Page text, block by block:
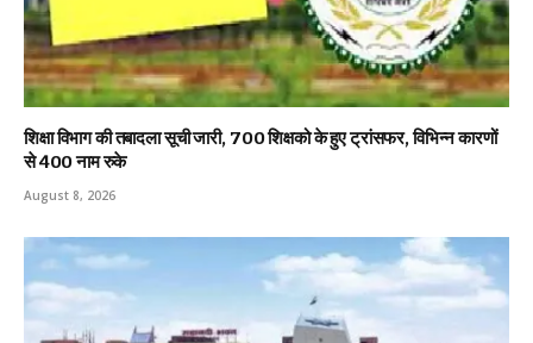
शिक्षा विभाग की तबादला सूची जारी, 700 शिक्षको के हुए ट्रांसफर, विभिन्न कारणों
से 400 नाम रुके
August 8, 2026